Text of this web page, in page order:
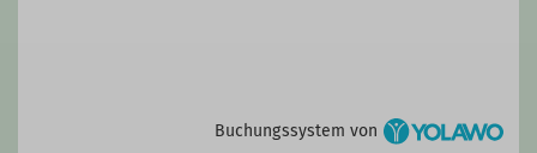
Buchungssystem von